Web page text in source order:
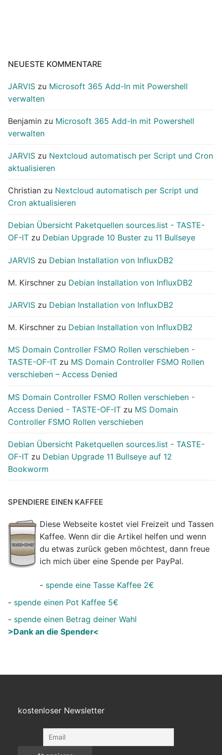
NEUESTE KOMMENTARE
JARVIS zu Microsoft 365 Add-In mit Powershell
verwalten
Benjamin zu Microsoft 365 Add-In mit Powershell
verwalten
JARVIS zu Nextcloud automatisch per Script und Cron
aktualisieren
Christian zu Nextcloud automatisch per Script und
Cron aktualisieren
Debian Übersicht Paketquellen sources.list - TASTE-
OF-IT zu Debian Upgrade 10 Buster zu 11 Bullseye
JARVIS zu Debian Installation von InfluxDB2
M. Kirschner zu Debian Installation von InfluxDB2
JARVIS zu Debian Installation von InfluxDB2
M. Kirschner zu Debian Installation von InfluxDB2
MS Domain Controller FSMO Rollen verschieben -
TASTE-OF-IT zu MS Domain Controller FSMO Rollen
verschieben – Access Denied
MS Domain Controller FSMO Rollen verschieben -
Access Denied - TASTE-OF-IT zu MS Domain
Controller FSMO Rollen verschieben
Debian Übersicht Paketquellen sources.list - TASTE-
OF-IT zu Debian Upgrade 11 Bullseye auf 12
Bookworm
SPENDIERE EINEN KAFFEE
Diese Webseite kostet viel Freizeit und Tassen
Kaffee. Wenn dir die Artikel helfen und wenn
du etwas zurück geben möchtest, dann freue
ich mich über eine Spende per PayPal.
- spende eine Tasse Kaffee 2€
- spende einen Pot Kaffee 5€
- spende einen Betrag deiner Wahl
>Dank an die Spender<
kostenloser Newsletter